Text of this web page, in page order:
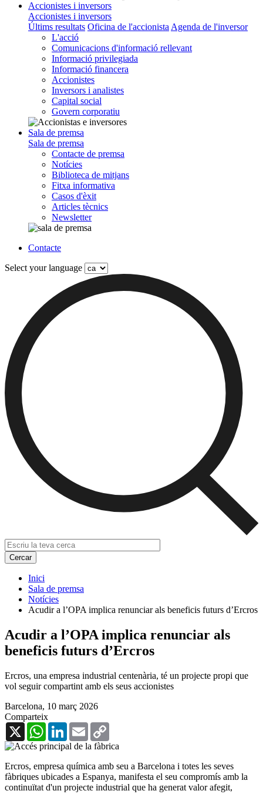
Accionistes i inversors
Accionistes i inversors
Últims resultats Oficina de l'accionista Agenda de l'inversor
L'acció
Comunicacions d'informació rellevant
Informació privilegiada
Informació financera
Accionistes
Inversors i analistes
Capital social
Govern corporatiu
Sala de premsa
Sala de premsa
Contacte de premsa
Notícies
Biblioteca de mitjans
Fitxa informativa
Casos d'èxit
Articles tècnics
Newsletter
Contacte
Select your language
Inici
Sala de premsa
Notícies
Acudir a l’OPA implica renunciar als beneficis futurs d’Ercros
Acudir a l’OPA implica renunciar als
beneficis futurs d’Ercros
Ercros, una empresa industrial centenària, té un projecte propi que
vol seguir compartint amb els seus accionistes
Barcelona, 10 març 2026
Comparteix
X
WhatsAppLinkedInEmail
Ercros, empresa química amb seu a Barcelona i totes les seves
fàbriques ubicades a Espanya, manifesta el seu compromís amb la
continuïtat d'un projecte industrial que ha generat valor afegit,